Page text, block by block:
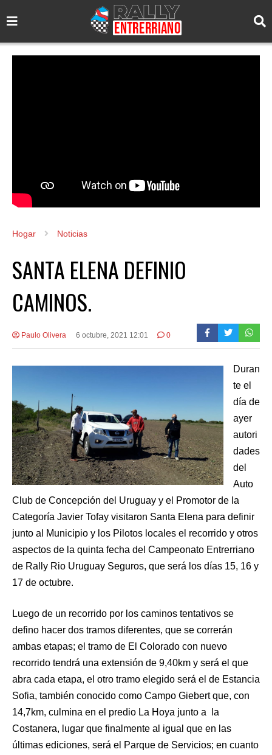
Hogar Noticias
SANTA ELENA DEFINIO
CAMINOS.
Paulo Olivera 6 octubre, 2021 12:01 0
Duran
te el
día de
ayer
autori
dades
del
Auto
Club de Concepción del Uruguay y el Promotor de la
Categoría Javier Tofay visitaron Santa Elena para definir
junto al Municipio y los Pilotos locales el recorrido y otros
aspectos de la quinta fecha del Campeonato Entrerriano
de Rally Rio Uruguay Seguros, que será los días 15, 16 y
17 de octubre.
Luego de un recorrido por los caminos tentativos se
defino hacer dos tramos diferentes, que se correrán
ambas etapas; el tramo de El Colorado con nuevo
recorrido tendrá una extensión de 9,40km y será el que
abra cada etapa, el otro tramo elegido será el de Estancia
Sofia, también conocido como Campo Giebert que, con
14,7km, culmina en el predio La Hoya junto a la
Costanera, lugar que finalmente al igual que en las
últimas ediciones, será el Parque de Servicios; en cuanto